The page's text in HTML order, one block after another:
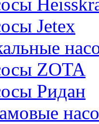
Jetex
ZOTA
Ридан